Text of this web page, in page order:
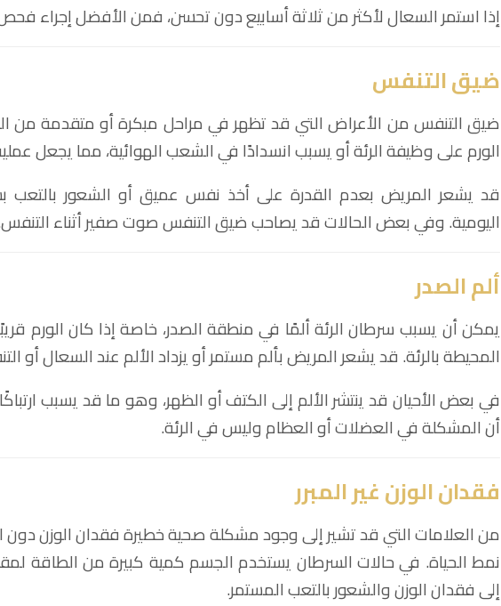
إذا استمر السعال لأكثر من ثلاثة أسابيع دون تحسن، فمن الأفضل إجراء
ضيق التنفس
ضيق التنفس من الأعراض التي قد تظهر في مراحل مبكرة أو متقدمة من
الورم على وظيفة الرئة أو يسبب انسدادًا في الشعب الهوائية، مما يجعل
قد يشعر المريض بعدم القدرة على أخذ نفس عميق أو الشعور بالتعب
اليومية. وفي بعض الحالات قد يصاحب ضيق التنفس صوت صفير أثناء
ألم الصدر
يمكن أن يسبب سرطان الرئة ألمًا في منطقة الصدر، خاصة إذا كان الورم
المحيطة بالرئة. قد يشعر المريض بألم مستمر أو يزداد الألم عند السعال أو
في بعض الأحيان قد ينتشر الألم إلى الكتف أو الظهر، وهو ما قد يسبب
أن المشكلة في العضلات أو العظام وليس في الرئة.
فقدان الوزن غير المبرر
من العلامات التي قد تشير إلى وجود مشكلة صحية خطيرة فقدان الوزن دون
نمط الحياة. في حالات السرطان يستخدم الجسم كمية كبيرة من الطاقة
إلى فقدان الوزن والشعور بالتعب المستمر.